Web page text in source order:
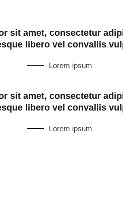
sit amet, consectetur
libero vel convallis
Lorem ipsum
sit amet, consectetur
libero vel convallis
Lorem ipsum